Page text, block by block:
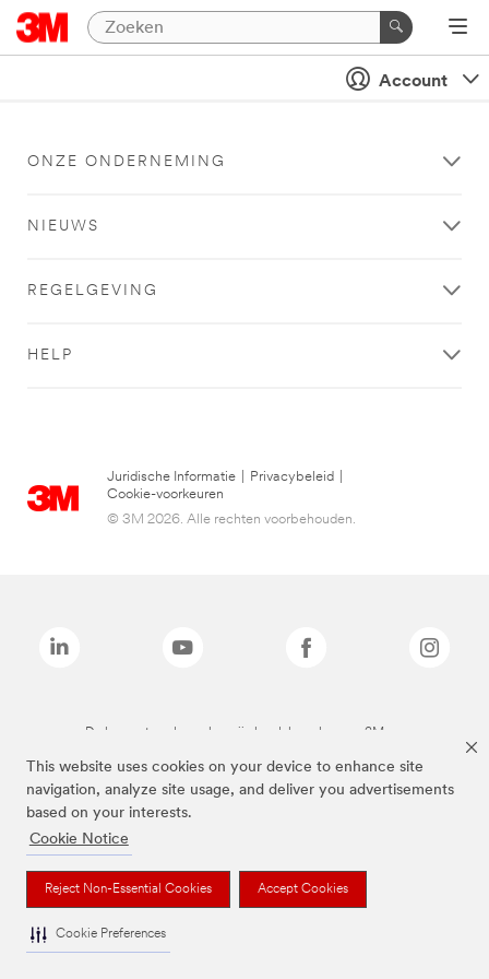
This website uses cookies on your device to enhance site
navigation, analyze site usage, and deliver you advertisements
based on your interests.
Cookie Notice
Reject Non-Essential Cookies Accept Cookies
Cookie Preferences
Account
ONZE ONDERNEMING
NIEUWS
REGELGEVING
HELP
Juridische Informatie Privacybeleid
Cookie-voorkeuren
© 3M 2026. Alle rechten voorbehouden.
De bovenstaande merken zijn handelsmerken van 3M.we